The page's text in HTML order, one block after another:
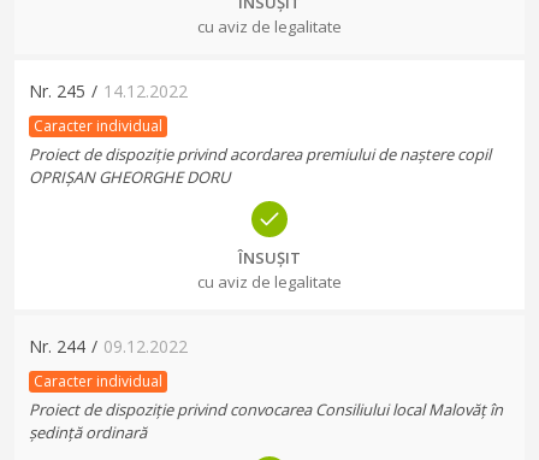
cu aviz de legalitate
Nr. 245 / 14.12.2022
Caracter individual
Proiect de dispoziție privind acordarea premiului de naștere copil
OPRIȘAN GHEORGHE DORU
ÎNSUȘIT
cu aviz de legalitate
Nr. 244 / 09.12.2022
Caracter individual
Proiect de dispoziție privind convocarea Consiliului local Malovăț în
ședință ordinară